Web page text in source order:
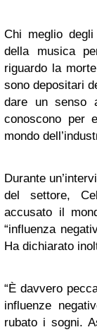
Chi meglio
della musica
riguardo la
sono depositari
dare un
conoscono per
mondo
Durante
del settore,
accusato il
“influenza
Ha dichiarato
“È davvero
influenze
rubato i sogni.